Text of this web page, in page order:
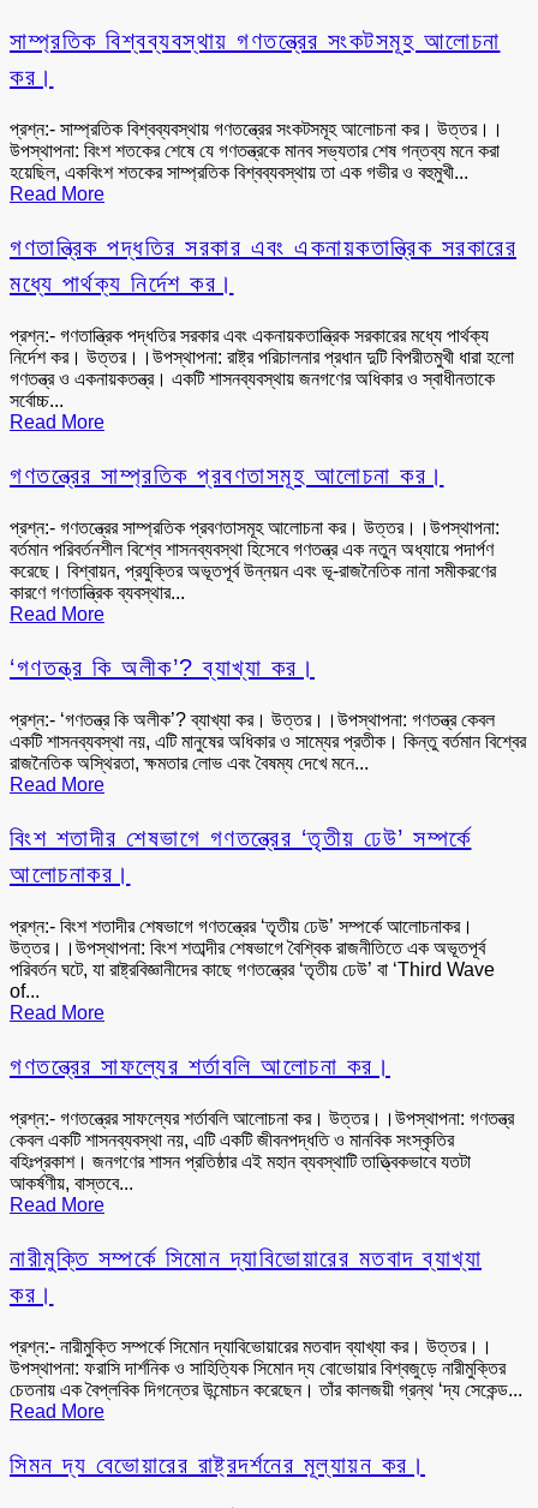
সাম্প্রতিক বিশ্বব্যবস্থায় গণতন্ত্রের সংকটসমূহ আলোচনা
কর।
প্রশ্ন:- সাম্প্রতিক বিশ্বব্যবস্থায় গণতন্ত্রের সংকটসমূহ আলোচনা কর। উত্তর।।
উপস্থাপনা: বিংশ শতকের শেষে যে গণতন্ত্রকে মানব সভ্যতার শেষ গন্তব্য মনে করা
হয়েছিল, একবিংশ শতকের সাম্প্রতিক বিশ্বব্যবস্থায় তা এক গভীর ও বহুমুখী...
Read More
গণতান্ত্রিক পদ্ধতির সরকার এবং একনায়কতান্ত্রিক সরকারের
মধ্যে পার্থক্য নির্দেশ কর।
প্রশ্ন:- গণতান্ত্রিক পদ্ধতির সরকার এবং একনায়কতান্ত্রিক সরকারের মধ্যে পার্থক্য
নির্দেশ কর। উত্তর।।উপস্থাপনা: রাষ্ট্র পরিচালনার প্রধান দুটি বিপরীতমুখী ধারা হলো
গণতন্ত্র ও একনায়কতন্ত্র। একটি শাসনব্যবস্থায় জনগণের অধিকার ও স্বাধীনতাকে
সর্বোচ্চ...
Read More
গণতন্ত্রের সাম্প্রতিক প্রবণতাসমূহ আলোচনা কর।
প্রশ্ন:- গণতন্ত্রের সাম্প্রতিক প্রবণতাসমূহ আলোচনা কর। উত্তর।।উপস্থাপনা:
বর্তমান পরিবর্তনশীল বিশ্বে শাসনব্যবস্থা হিসেবে গণতন্ত্র এক নতুন অধ্যায়ে পদার্পণ
করেছে। বিশ্বায়ন, প্রযুক্তির অভূতপূর্ব উন্নয়ন এবং ভূ-রাজনৈতিক নানা সমীকরণের
কারণে গণতান্ত্রিক ব্যবস্থার...
Read More
‘গণতন্ত্র কি অলীক’? ব্যাখ্যা কর।
প্রশ্ন:- ‘গণতন্ত্র কি অলীক’? ব্যাখ্যা কর। উত্তর।।উপস্থাপনা: গণতন্ত্র কেবল
একটি শাসনব্যবস্থা নয়, এটি মানুষের অধিকার ও সাম্যের প্রতীক। কিন্তু বর্তমান বিশ্বের
রাজনৈতিক অস্থিরতা, ক্ষমতার লোভ এবং বৈষম্য দেখে মনে...
Read More
বিংশ শতাদীর শেষভাগে গণতন্ত্রের ‘তৃতীয় ঢেউ’ সম্পর্কে
আলোচনাকর।
প্রশ্ন:- বিংশ শতাদীর শেষভাগে গণতন্ত্রের ‘তৃতীয় ঢেউ’ সম্পর্কে আলোচনাকর।
উত্তর।।উপস্থাপনা: বিংশ শতাব্দীর শেষভাগে বৈশ্বিক রাজনীতিতে এক অভূতপূর্ব
পরিবর্তন ঘটে, যা রাষ্ট্রবিজ্ঞানীদের কাছে গণতন্ত্রের ‘তৃতীয় ঢেউ’ বা ‘Third Wave
of...
Read More
গণতন্ত্রের সাফল্যের শর্তাবলি আলোচনা কর।
প্রশ্ন:- গণতন্ত্রের সাফল্যের শর্তাবলি আলোচনা কর। উত্তর।।উপস্থাপনা: গণতন্ত্র
কেবল একটি শাসনব্যবস্থা নয়, এটি একটি জীবনপদ্ধতি ও মানবিক সংস্কৃতির
বহিঃপ্রকাশ। জনগণের শাসন প্রতিষ্ঠার এই মহান ব্যবস্থাটি তাত্ত্বিকভাবে যতটা
আকর্ষণীয়, বাস্তবে...
Read More
নারীমুক্তি সম্পর্কে সিমোন দ্যাবিভোয়ারের মতবাদ ব্যাখ্যা
কর।
প্রশ্ন:- নারীমুক্তি সম্পর্কে সিমোন দ্যাবিভোয়ারের মতবাদ ব্যাখ্যা কর। উত্তর।।
উপস্থাপনা: ফরাসি দার্শনিক ও সাহিত্যিক সিমোন দ্য বোভোয়ার বিশ্বজুড়ে নারীমুক্তির
চেতনায় এক বৈপ্লবিক দিগন্তের উন্মোচন করেছেন। তাঁর কালজয়ী গ্রন্থ ‘দ্য সেকেন্ড...
Read More
সিমন দ্য বেভোয়ারের রাষ্ট্রদর্শনের মূল্যায়ন কর।